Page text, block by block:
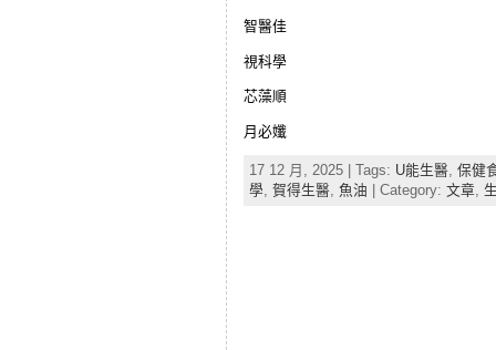
智醫佳
視科學
芯藻順
月必孅
17 12 月, 2025 | Tags: U能生醫, 保健
學 賀得生醫, 魚油 | Category: 文章,